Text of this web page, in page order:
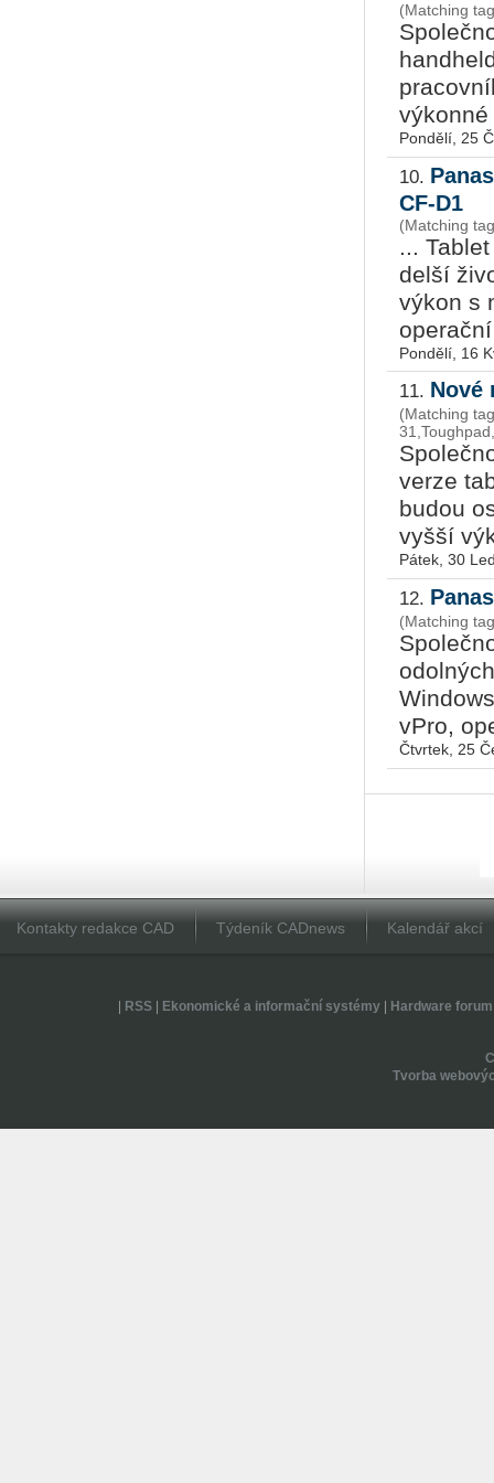
(Matching
Pondělí, 25
10.
CF-D1
(Matching
...
delší
výkon s
Pondělí, 16
11. Nové
(Matching
verze
budou
vyšší
Pátek, 30
12.
(Matching
vPro,
Čtvrtek, 25
Kontakty redakce CAD Týdeník CADnews Kalendář akcí
RSS| Ekonomické a informační systémy| Hardware forum
Tvorba